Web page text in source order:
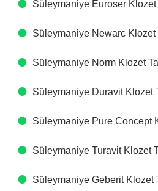
Süleymaniye Euroser Klozet
Süleymaniye Newarc Klozet
Süleymaniye Norm Klozet
Süleymaniye Duravit Klozet
Süleymaniye Pure Concept
Süleymaniye Turavit Klozet
Süleymaniye Geberit Klozet